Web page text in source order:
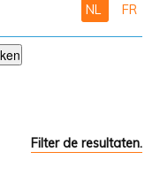
NL FR
Filter de resultaten.